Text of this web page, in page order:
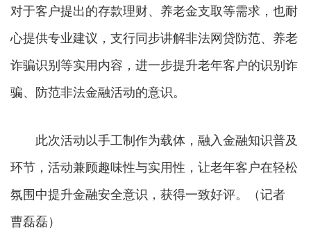
对于客户提出的存款理财、养老金支取等需求，也耐
心提供专业建议，支行同步讲解非法网贷防范、养老
诈骗识别等实用内容，进一步提升老年客户的识别诈
骗、防范非法金融活动的意识。
此次活动以手工制作为载体，融入金融知识普及
环节，活动兼顾趣味性与实用性，让老年客户在轻松
氛围中提升金融安全意识，获得一致好评。（记者
曹磊磊）